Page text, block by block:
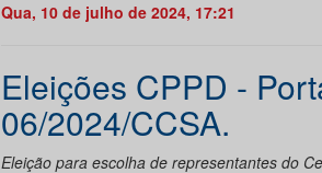
Qua, 10 de julho de 2024, 17:21
Eleições CPPD -
06/2024/CCSA.
Eleição para escolha de representantes do